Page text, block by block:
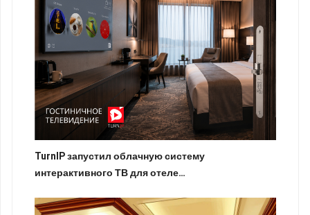
TurnIP запустил облачную систему
интерактивного ТВ для отеле…